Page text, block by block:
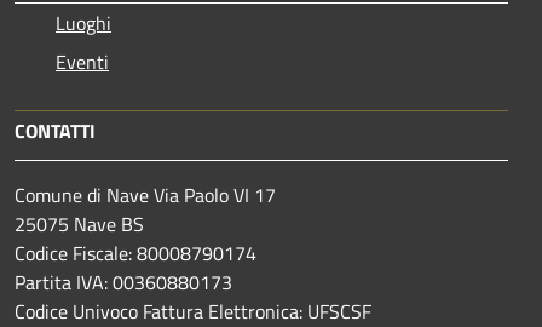
Luoghi
Eventi
CONTATTI
Comune di Nave Via Paolo VI 17
25075 Nave BS
Codice Fiscale: 80008790174
Partita IVA: 00360880173
Codice Univoco Fattura Elettronica: UFSCSF